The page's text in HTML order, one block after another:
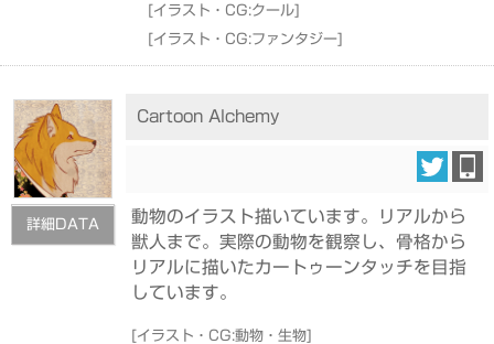
[イラスト・CG:クール]
[イラスト・CG:ファンタジー]
詳細DATA
Cartoon Alchemy
動物のイラスト描いています。リアルから
獣人まで。実際の動物を観察し、骨格から
リアルに描いたカートゥーンタッチを目指
しています。
[イラスト・CG:動物・生物]